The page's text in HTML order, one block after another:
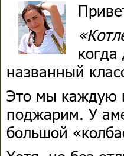
названный
Это мы каждую
поджарим. У
большой